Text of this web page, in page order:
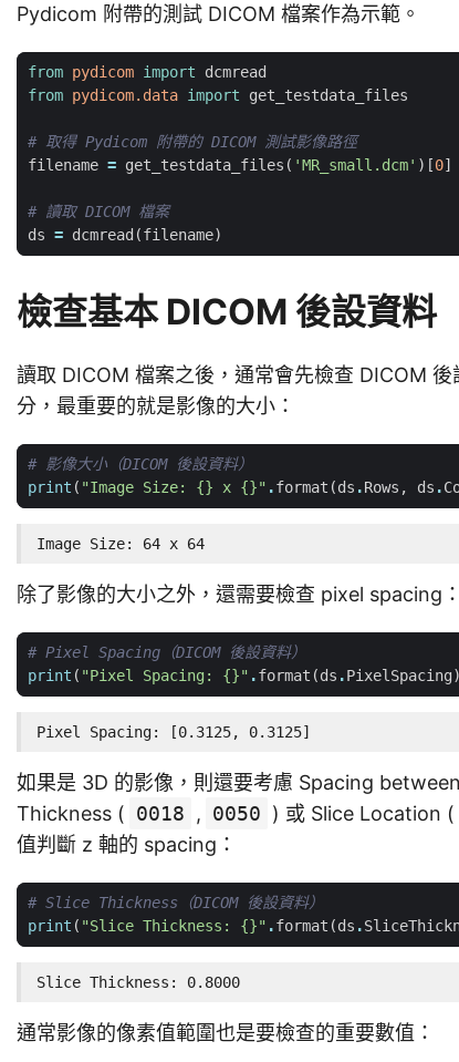
Pydicom 附帶的測試 DICOM 檔案作為示範。
from pydicom import
dcmread
from pydicom.data import get_testdata_files
# 取得 Pydicom 附帶的 DICOM 測試影像路徑
filename = get_testdata_files ( 'MR_small.dcm' )[0]
# 讀取 DICOM 檔案
ds = dcmread (filename)
檢查基本 DICOM 後設資料
讀取 DICOM 檔案之後，通常會先檢查 DICOM
分，最重要的就是影像的大小：
# 影像大小（DICOM 後設資料）
print ( "Image Size: {} x {}" .format (ds .Rows , ds .
Image Size: 64 x 64
除了影像的大小之外，還需要檢查 pixel spacing：
# Pixel Spacing（DICOM 後設資料）
print ( "Pixel Spacing: {}" .format (ds .PixelSpacing
Pixel Spacing: [0.3125, 0.3125]
如果是 3D 的影像，則還要考慮 Spacing
Thickness ( 0018 , 0050 ) 或 Slice Location (
值判斷 z 軸的 spacing：
# Slice Thickness（DICOM 後設資料）
print ( "Slice Thickness: {}" .format (ds .
Slice Thickness: 0.8000
通常影像的像素值範圍也是要檢查的重要數值：